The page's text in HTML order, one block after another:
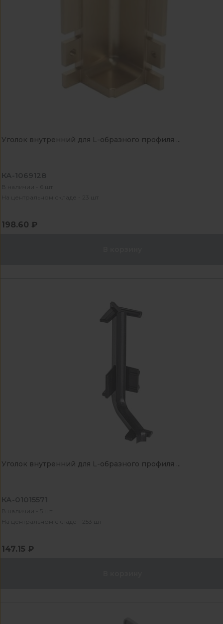
Уголок внутренний для L-образного профиля ...
КА-1069128
В наличии - 6 шт
На центральном складе - 23 шт
198.60 ₽
Уголок внутренний для L-образного профиля ...
КА-01015571
В наличии - 5 шт
На центральном складе - 253 шт
147.15 ₽